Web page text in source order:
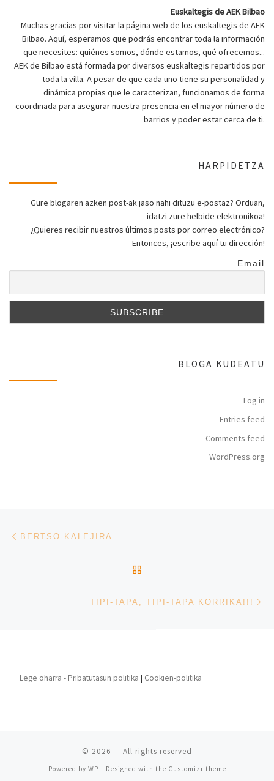
Euskaltegis de AEK Bilbao
Muchas gracias por visitar la página web de los euskaltegis de AEK
Bilbao. Aquí, esperamos que podrás encontrar toda la información
que necesites: quiénes somos, dónde estamos, qué ofrecemos...
AEK de Bilbao está formada por diversos euskaltegis repartidos por
toda la villa. A pesar de que cada uno tiene su personalidad y
dinámica propias que le caracterizan, funcionamos de forma
coordinada para asegurar nuestra presencia en el mayor número de
barrios y poder estar cerca de ti.
HARPIDETZA
Gure blogaren azken post-ak jaso nahi dituzu e-postaz? Orduan,
idatzi zure helbide elektronikoa!
¿Quieres recibir nuestros últimos posts por correo electrónico?
Entonces, ¡escribe aquí tu dirección!
Email
BLOGA KUDEATU
Log in
Entries feed
Comments feed
WordPress.org
Post navigation
BERTSO-KALEJIRA
TIPI-TAPA, TIPI-TAPA KORRIKA!!!
Lege oharra - Pribatutasun politika | Cookien-politika
© 2026 – All rights reserved
Powered by WP – Designed with the Customizr theme